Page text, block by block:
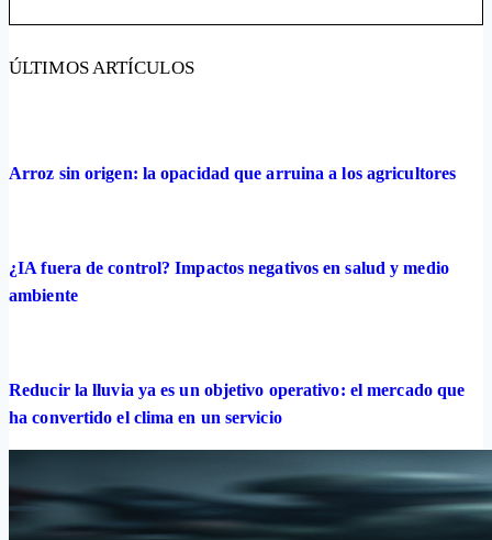
ÚLTIMOS ARTÍCULOS
Arroz sin origen: la opacidad que arruina a los agricultores
¿IA fuera de control? Impactos negativos en salud y medio
ambiente
Reducir la lluvia ya es un objetivo operativo: el mercado que
ha convertido el clima en un servicio